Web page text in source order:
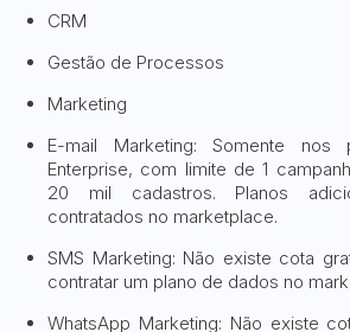
CRM
Gestão de Processos
Marketing
E-mail Marketing: Somente nos
Enterprise, com limite de 1
20 mil cadastros. Planos
contratados no marketplace.
SMS Marketing: Não existe cota
contratar um plano de dados no
WhatsApp Marketing: Não existe